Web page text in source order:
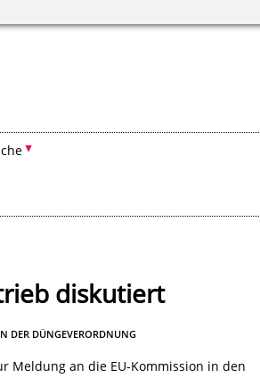
diskutiert
DER DÜNGEVERORDNUNG
Meldung an die EU-Kommission in den